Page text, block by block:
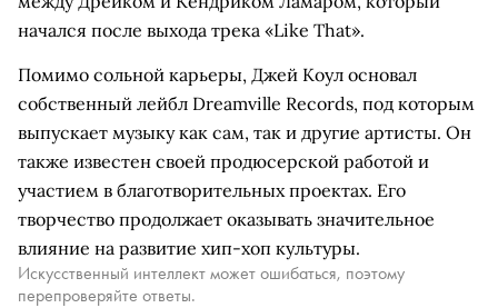
начался после выхода трека «Like That».
Помимо сольной карьеры, Джей Коул основал
собственный лейбл Dreamville Records, под которым
выпускает музыку как сам, так и другие артисты. Он
также известен своей продюсерской работой и
участием в благотворительных проектах. Его
творчество продолжает оказывать значительное
влияние на развитие хип-хоп культуры.
Искусственный интеллект может ошибаться, поэтому
перепроверяйте ответы.